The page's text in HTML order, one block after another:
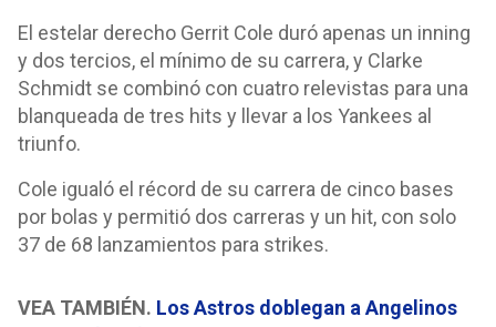
El estelar derecho Gerrit Cole duró apenas un inning
y dos tercios, el mínimo de su carrera, y Clarke
Schmidt se combinó con cuatro relevistas para una
blanqueada de tres hits y llevar a los Yankees al
triunfo.
Cole igualó el récord de su carrera de cinco bases
por bolas y permitió dos carreras y un hit, con solo
37 de 68 lanzamientos para strikes.
VEA TAMBIÉN. Los Astros doblegan a Angelinos